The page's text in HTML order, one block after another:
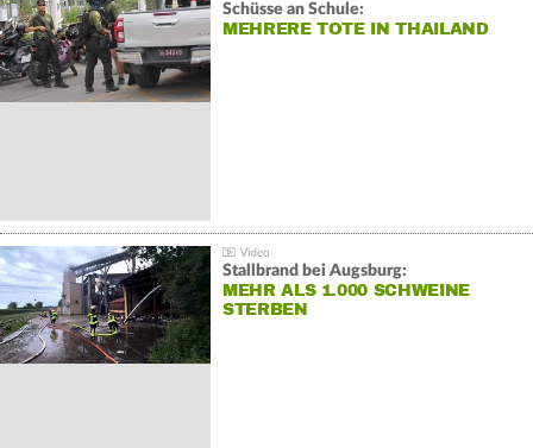
Schüsse an Schule:
MEHRERE TOTE IN THAILAND
Stallbrand bei Augsburg:
MEHR ALS 1.000 SCHWEINE
STERBEN